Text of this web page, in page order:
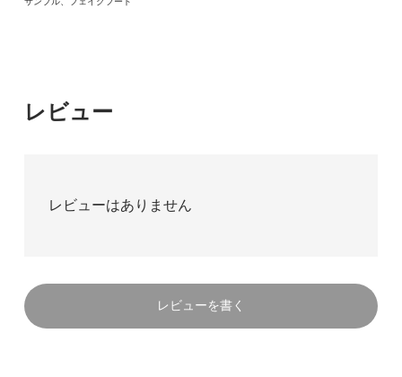
レビュー
レビューはありません
レビューを書く